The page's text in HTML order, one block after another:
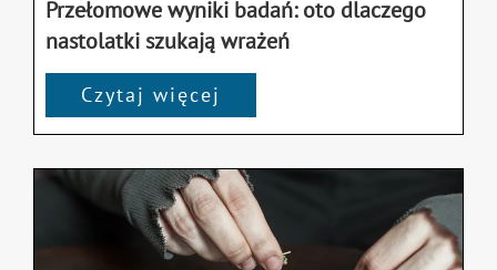
Przełomowe wyniki badań: oto dlaczego
nastolatki szukają wrażeń
Czytaj więcej